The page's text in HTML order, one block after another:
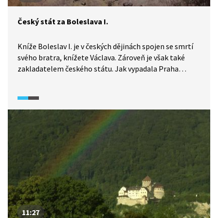
investorů, ale i vůči bohatým investorům, kteří mohou
svými záměry nevratně poškodit tvář a charakter
Český stát za Boleslava I.
Kníže Boleslav I. je v českých dějinách spojen se smrtí
svého bratra, knížete Václava. Zároveň je však také
zakladatelem českého státu. Jak vypadala Praha
11:27